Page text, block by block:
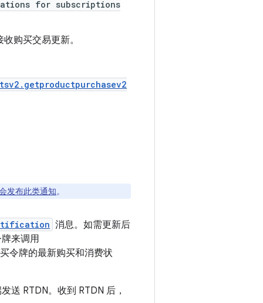
for subscriptions
购买交易更新。
发布此类通知。
消息。如需更新后
来调用
令牌的最新购买和消费状
送 RTDN。收到 RTDN 后，